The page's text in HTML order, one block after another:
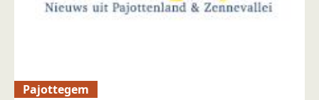
Pajottegem